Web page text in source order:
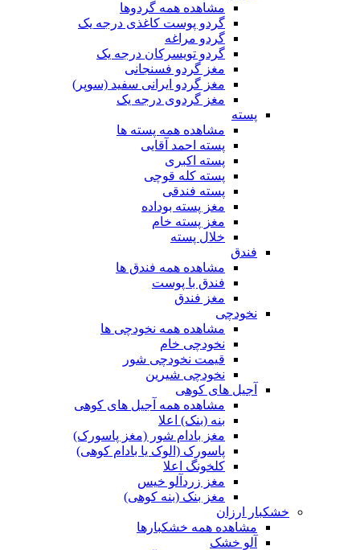
مشاهده همه گردوها
گردو پوست کاغذی درجه یک
گردو مراغه
گردو تویسرکان درجه یک
مغز گردو فسنجانی
مغز گردو ایرانی سفید (سوپر)
مغز گردوی درجه یک
پسته
مشاهده همه پسته ها
پسته احمد آقایی
پسته اکبری
پسته کله قوچی
پسته فندقی
مغز پسته بوداده
مغز پسته خام
خلال پسته
فندق
مشاهده همه فندق ها
فندق با پوست
مغز فندق
نخودچی
مشاهده همه نخودچی ها
نخودچی خام
قیمت نخودچی شور
نخودچی شیرین
آجیل های کوهی
مشاهده همه آجیل های کوهی
بنه (بنک) اعلا
مغز بادام شور (مغز پاسورک)
پاسورک (الوک یا بادام کوهی)
کلخونگ اعلا
مغز زردآلو خیس
مغز بنک (بنه کوهی)
خشکبار ارزان
مشاهده همه خشکبارها
آلو خشک